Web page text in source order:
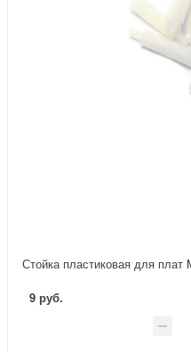
Стойка пластиковая для плат
9 руб.